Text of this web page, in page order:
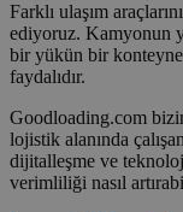
Farklı ulaşım
ediyoruz. Kamyonun
bir yükün bir
faydalıdır.
Goodloading.com
lojistik alanında
dijitalleşme ve
verimliliği nasıl